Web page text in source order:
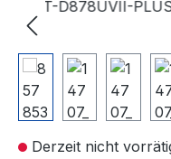
Bildergalerie
Derzeit nicht